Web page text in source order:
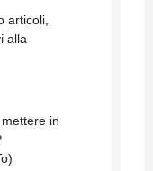
articoli,
alla
in